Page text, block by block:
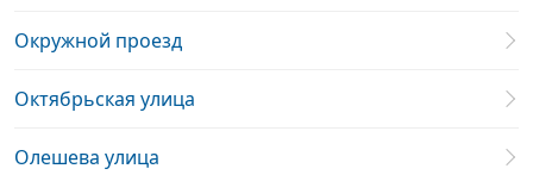
Окружной проезд
Октябрьская улица
Олешева улица